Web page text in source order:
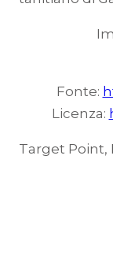
Fonte:
Licenza:
Target Point,